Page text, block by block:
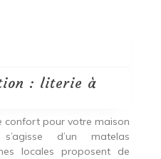
: literie à
confort pour votre maison
d’un matelas
locales proposent de